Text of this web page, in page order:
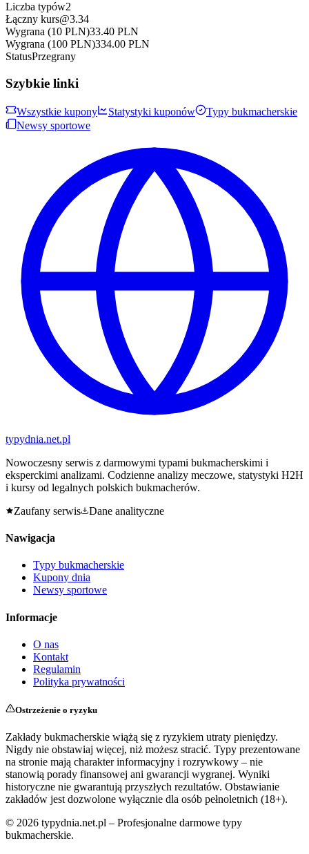
Liczba typów2
Łączny kurs@3.34
Wygrana (10 PLN)33.40 PLN
Wygrana (100 PLN)334.00 PLN
StatusPrzegrany
Szybkie linki
Wszystkie kupony Statystyki kuponów
Typy bukmacherskie
Newsy sportowe
typydnia.net.pl
Nowoczesny serwis z darmowymi typami bukmacherskimi i
eksperckimi analizami. Codzienne analizy meczowe, statystyki H2H
i kursy od legalnych polskich bukmacherów.
Zaufany serwis
Dane analityczne
Nawigacja
Typy bukmacherskie
Kupony dnia
Newsy sportowe
Informacje
O nas
Kontakt
Regulamin
Polityka prywatności
Ostrzeżenie o ryzyku
Zakłady bukmacherskie wiążą się z ryzykiem utraty pieniędzy.
Nigdy nie obstawiaj więcej, niż możesz stracić. Typy prezentowane
na stronie mają charakter informacyjny i rozrywkowy – nie
stanowią porady finansowej ani gwarancji wygranej. Wyniki
historyczne nie gwarantują przyszłych rezultatów. Obstawianie
zakładów jest dozwolone wyłącznie dla osób pełnoletnich (18+).
© 2026 typydnia.net.pl – Profesjonalne darmowe typy
bukmacherskie.